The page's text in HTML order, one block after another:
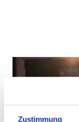
Zustimmung